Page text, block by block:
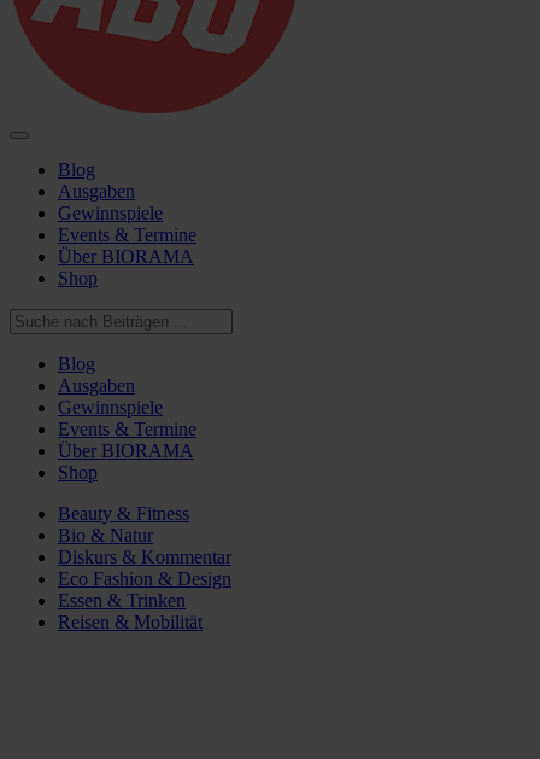
Blog
Ausgaben
Gewinnspiele
Events & Termine
Über BIORAMA
Shop
Blog
Ausgaben
Gewinnspiele
Events & Termine
Über BIORAMA
Shop
Beauty & Fitness
Bio & Natur
Diskurs & Kommentar
Eco Fashion & Design
Essen & Trinken
Reisen & Mobilität